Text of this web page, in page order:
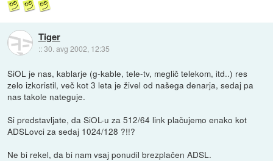
Tiger
::30. avg 2002, 12:35
SiOL je nas, kablarje (g-kable, tele-tv, meglič telekom, itd..) res
zelo izkoristil, več kot 3 leta je živel od našega denarja, sedaj pa
nas takole nateguje.
Si predstavljate, da SiOL-u za 512/64 link plačujemo enako kot
ADSLovci za sedaj 1024/128 ?!!?
Ne bi rekel, da bi nam vsaj ponudil brezplačen ADSL.